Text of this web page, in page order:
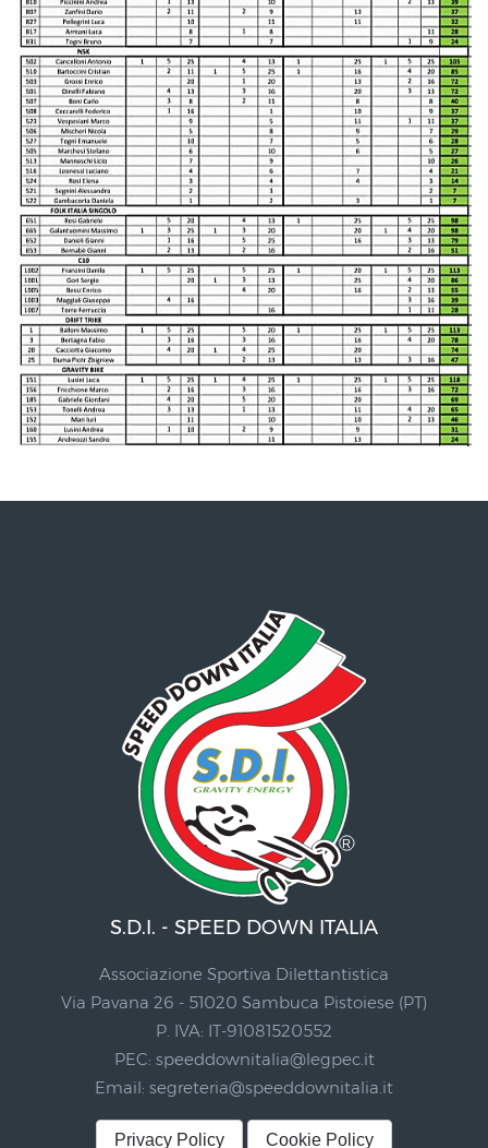
S.D.I. - SPEED DOWN ITALIA
Associazione Sportiva Dilettantistica
Via Pavana 26 - 51020 Sambuca Pistoiese (PT)
P. IVA: IT-91081520552
PEC: speeddownitalia@legpec.it
Email: segreteria@speeddownitalia.it
Privacy Policy Cookie Policy